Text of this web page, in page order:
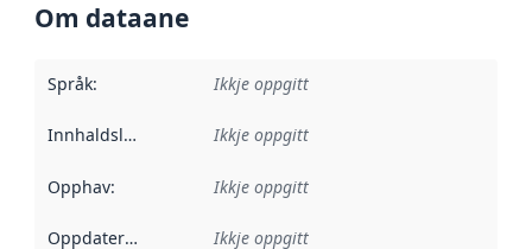
Om dataane
Språk: Ikkje oppgitt
Innhaldsleverandørar :
Ikkje oppgitt
Opphav: Ikkje oppgitt
Oppdateringsfrekvens :
Ikkje oppgitt